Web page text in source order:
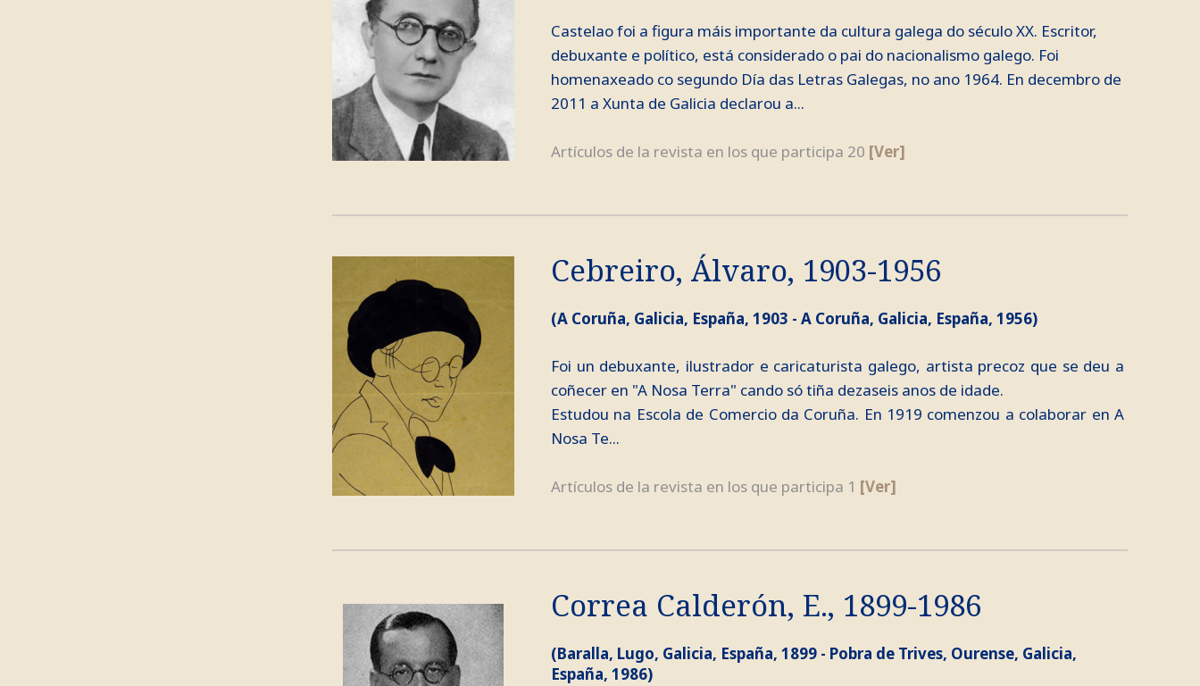
Castelao foi a figura máis importante da cultura galega do século XX. Escritor,
debuxante e político, está considerado o pai do nacionalismo galego. Foi
homenaxeado co segundo Día das Letras Galegas, no ano 1964. En decembro de
2011 a Xunta de Galicia declarou a...
Artículos de la revista en los que participa 20 [Ver]
Cebreiro, Álvaro, 1903-1956
(A Coruña, Galicia, España, 1903 - A Coruña, Galicia, España, 1956)
Foi un debuxante, ilustrador e caricaturista galego, artista precoz que se deu a
coñecer en "A Nosa Terra" cando só tiña dezaseis anos de idade.
Estudou na Escola de Comercio da Coruña. En 1919 comenzou a colaborar en A
Nosa Te...
Artículos de la revista en los que participa 1 [Ver]
Correa Calderón, E., 1899-1986
(Baralla, Lugo, Galicia, España, 1899 - Pobra de Trives, Ourense, Galicia,
España, 1986)